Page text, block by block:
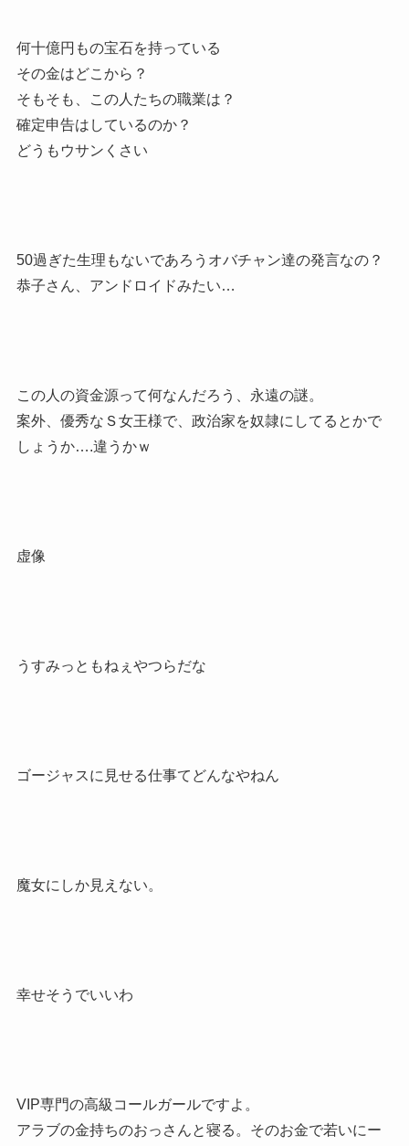
何十億円もの宝石を持っている
その金はどこから？
そもそも、この人たちの職業は？
確定申告はしているのか？
どうもウサンくさい
50過ぎた生理もないであろうオバチャン達の発言なの？
恭子さん、アンドロイドみたい…
この人の資金源って何なんだろう、永遠の謎。
案外、優秀なＳ女王様で、政治家を奴隷にしてるとかで
しょうか….違うかｗ
虚像
うすみっともねぇやつらだな
ゴージャスに見せる仕事てどんなやねん
魔女にしか見えない。
幸せそうでいいわ
VIP専門の高級コールガールですよ。
アラブの金持ちのおっさんと寝る。そのお金で若いにー